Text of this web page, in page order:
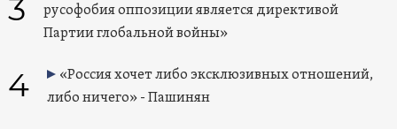
3
русофобия оппозиции является директивой
Партии глобальной войны»
4
«Россия хочет либо эксклюзивных отношений,
либо ничего» - Пашинян